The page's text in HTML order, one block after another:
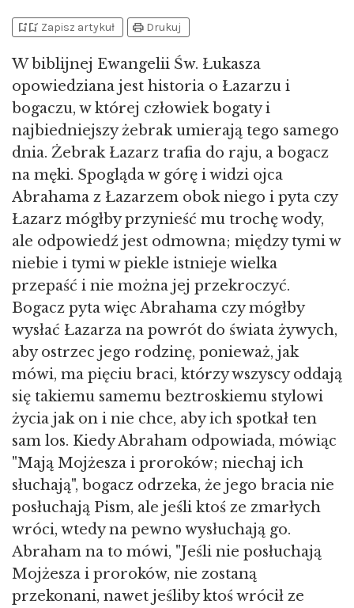
bookmark_addbookmark_added Zapisz artykuł print Drukuj
W biblijnej Ewangelii Św. Łukasza
opowiedziana jest historia o Łazarzu i
bogaczu, w której człowiek bogaty i
najbiedniejszy żebrak umierają tego samego
dnia. Żebrak Łazarz trafia do raju, a bogacz
na męki. Spogląda w górę i widzi ojca
Abrahama z Łazarzem obok niego i pyta czy
Łazarz mógłby przynieść mu trochę wody,
ale odpowiedź jest odmowna; między tymi w
niebie i tymi w piekle istnieje wielka
przepaść i nie można jej przekroczyć.
Bogacz pyta więc Abrahama czy mógłby
wysłać Łazarza na powrót do świata żywych,
aby ostrzec jego rodzinę, ponieważ, jak
mówi, ma pięciu braci, którzy wszyscy oddają
się takiemu samemu beztroskiemu stylowi
życia jak on i nie chce, aby ich spotkał ten
sam los. Kiedy Abraham odpowiada, mówiąc
"Mają Mojżesza i proroków; niechaj ich
słuchają", bogacz odrzeka, że jego bracia nie
posłuchają Pism, ale jeśli ktoś ze zmarłych
wróci, wtedy na pewno wysłuchają go.
Abraham na to mówi, "Jeśli nie posłuchają
Mojżesza i proroków, nie zostaną
przekonani, nawet jeśliby ktoś wrócił ze